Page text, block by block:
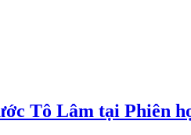
Tô Lâm tại Phiên